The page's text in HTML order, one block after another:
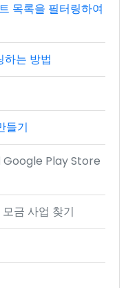
목록을 필터링하여
하는 방법
들기
Play Store
금 사업 찾기